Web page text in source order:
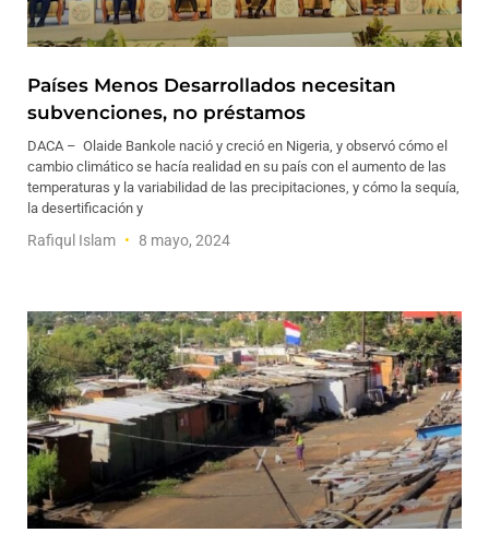
Países Menos Desarrollados necesitan
subvenciones, no préstamos
DACA – Olaide Bankole nació y creció en Nigeria, y observó cómo el
cambio climático se hacía realidad en su país con el aumento de las
temperaturas y la variabilidad de las precipitaciones, y cómo la sequía,
la desertificación y
Rafiqul Islam 8 mayo, 2024